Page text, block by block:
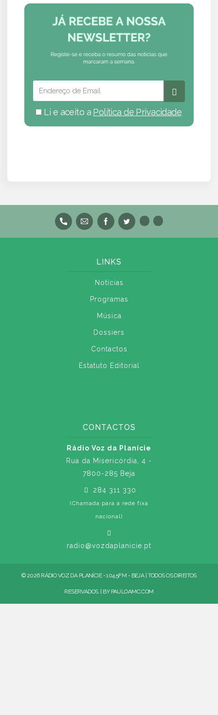
Li e aceito a Política de Privacidade
LINKS
Notícias
Programas
Música
Dossiers
Contactos
Estatuto Editorial
CONTACTOS
Rádio Voz da Planície
Rua da Misericórdia, 4 -
7800-285 Beja
284 311 330
(Chamada para a rede fixa
nacional)
radio@vozdaplanicie.pt
© 2026 RÁDIO VOZ DA PLANÍCIE - 104.5FM - BEJA | TODOS OS DIREITOS
RESERVADOS. | BY PAULOAMC.COM